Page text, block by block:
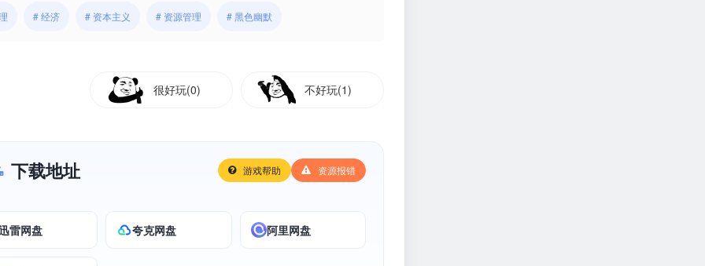
# 经济 # 资本主义 # 资源管理 # 黑色幽默
很好玩(0) 不好玩(1)
下载地址 游戏帮助 资源报错
雷网盘 夸克网盘 阿里网盘